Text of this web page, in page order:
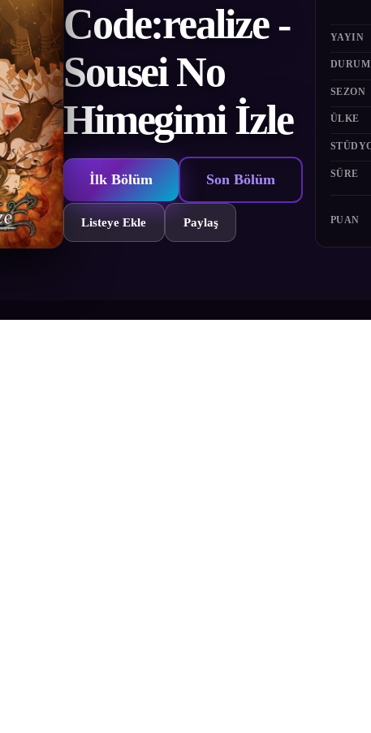
Code:realize -
Sousei No
Himegimi İzle
İlk Bölüm Son Bölüm
Listeye Ekle Paylaş
YAYIN
DURUM
SEZON
ÜLKE
SÜRE
PUAN